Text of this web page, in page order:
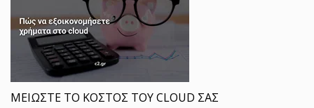
ΜΕΙΩΣΤΕ ΤΟ ΚΟΣΤΟΣ ΤΟΥ CLOUD ΣΑΣ